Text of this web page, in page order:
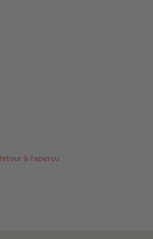
à l'aperçu